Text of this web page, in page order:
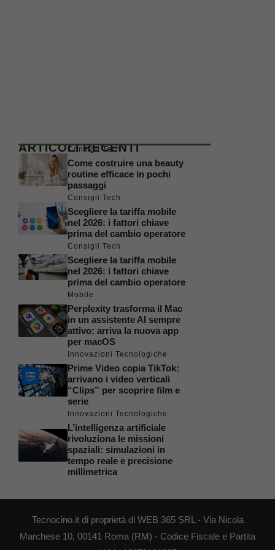
ARTICOLI RECENTI
Consigli Tech
Come costruire una beauty
routine efficace in pochi
passaggi
Consigli Tech
Scegliere la tariffa mobile
nel 2026: i fattori chiave
prima del cambio operatore
Consigli Tech
Scegliere la tariffa mobile
nel 2026: i fattori chiave
prima del cambio operatore
Mobile
Perplexity trasforma il Mac
in un assistente AI sempre
attivo: arriva la nuova app
per macOS
Innovazioni Tecnologiche
Prime Video copia TikTok:
arrivano i video verticali
“Clips” per scoprire film e
serie
Innovazioni Tecnologiche
L’intelligenza artificiale
rivoluziona le missioni
spaziali: simulazioni in
tempo reale e precisione
millimetrica
Tecnocino.it di proprietà di WEB 365 SRL - Via Nicola
Marchese 10, 00141 Roma (RM) - Codice Fiscale e Partita